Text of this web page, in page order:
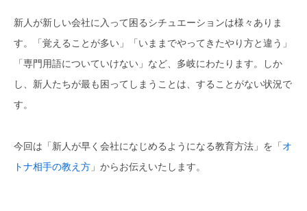
新人が新しい会社に入って困るシチュエーションは様々ありま
す。「覚えることが多い」「いままでやってきたやり方と違う」
「専門用語についていけない」など、多岐にわたります。しか
し、新人たちが最も困ってしまうことは、することがない状況で
す。
今回は「新人が早く会社になじめるようになる教育方法」を「 オ
トナ相手の教え方 」からお伝えいたします。